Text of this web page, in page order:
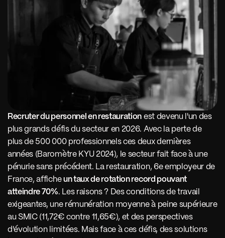
Recruter du personnel en restauration est devenu l'un des
plus grands défis du secteur en 2026. Avec la perte de
plus de 500 000 professionnels ces deux dernières
années (Baromètre KYU 2024), le secteur fait face à une
pénurie sans précédent. La restauration, 6e employeur de
France, affiche un taux de rotation record pouvant
atteindre 70%. Les raisons ? Des conditions de travail
exigeantes, une rémunération moyenne à peine supérieure
au SMIC (11,72€ contre 11,65€), et des perspectives
d'évolution limitées. Mais face à ces défis, des solutions